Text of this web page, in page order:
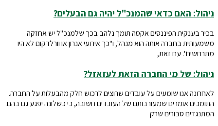
ניהול: האם כדאי שהמנכ"ל יהיה גם הבעלים?
בכיר בענקית הפיננסים אקסה תומך נלהב בכך שלמנכ"ל יש אחזקה
משמעותית בחברה אותה הוא מנהל, ו"כך אירועי אנרון או וורלדקום לא היו
מתרחשים". עם זאת,
ניהול: של מי החברה הזאת לעזאזל?
לאחרונה אנו שומעים על עובדים שרוצים לרכוש חלק מהבעלות על החברה.
התומכים אומרים שמעורבותם של העובדים חשובה, כי כשלונה יפגע גם בהם.
המתנגדים סבורים שרק